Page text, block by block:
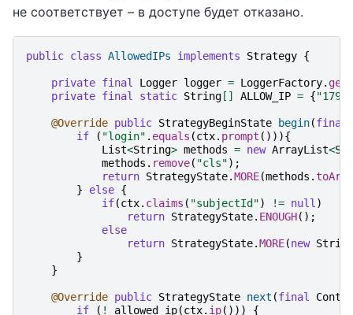
не соответствует – в доступе будет отказано.
public class AllowedIPs implements Strategy {
private final Logger logger = LoggerFactory.
private final static String [] ALLOW_IP = {
@Override public StrategyBeginState begin(final
if
( "login" . equals (ctx. prompt ())){
List<String> methods = new ArrayList<
methods . remove( "cls");
return StrategyState.MORE(methods .
}
else {
if(ctx. claims ( "subjectId") != null )
return StrategyState. ENOUGH();
else
return StrategyState.MORE(new String
}
}
@Override public StrategyState next (final
if
( ! _allowed_ip(ctx. ip()))
{